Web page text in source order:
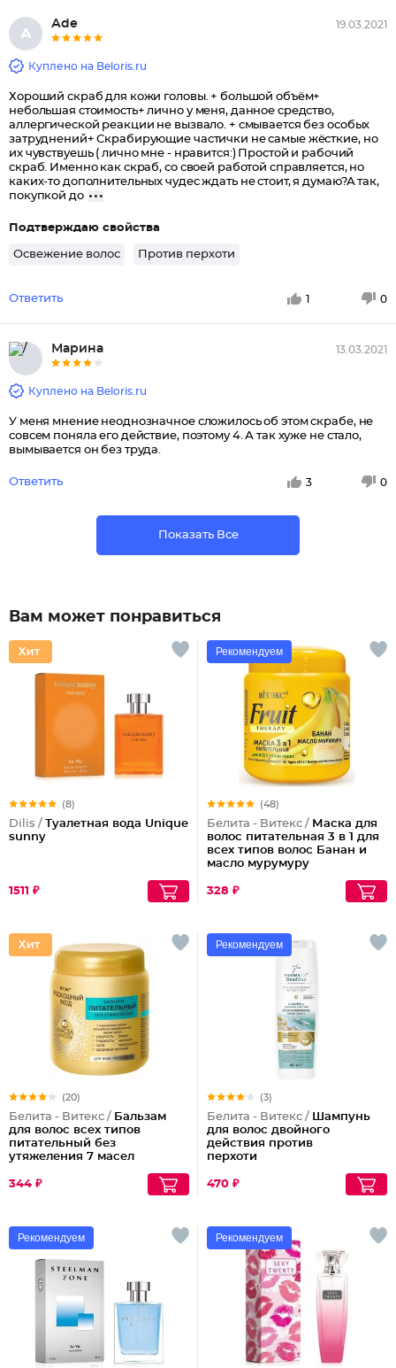
А
Аde 19.03.2021
Куплено на Beloris.ru
Хороший скраб для кожи головы. + большой объём+
небольшая стоимость+ лично у меня, данное средство,
аллергической реакции не вызвало. + смывается без особых
затруднений+ Скрабирующие частички не самые жёсткие, но
их чувствуешь ( лично мне - нравится:) Простой и рабочий
скраб. Именно как скраб, со своей работой справляется, но
каких-то дополнительных чудес ждать не стоит, я думаю?А так,
покупкой до
Подтверждаю свойства
Освежение волос Против перхоти
Ответить 1 0
Марина 13.03.2021
Куплено на Beloris.ru
У меня мнение неоднозначное сложилось об этом скрабе, не
совсем поняла его действие, поэтому 4. А так хуже не стало,
вымывается он без труда.
Ответить 3 0
Показать Все
Вам может понравиться
(8)
Dilis / Туалетная вода Unique
sunny
1511 ₽
Рекомендуем
(48)
Белита - Витекс / Маска для
волос питательная 3 в 1 для
всех типов волос Банан и
масло мурумуру
328 ₽
(20)
Белита - Витекс / Бальзам
для волос всех типов
питательный без
утяжеления 7 масел
Уход
344 ₽
Рекомендуем
(3)
Белита - Витекс / Шампунь
для волос двойного
действия против
перхоти
470 ₽
Рекомендуем Рекомендуем